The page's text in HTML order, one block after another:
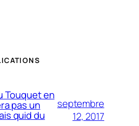
Touquet en
pas un
quid du
septembre
12, 2017